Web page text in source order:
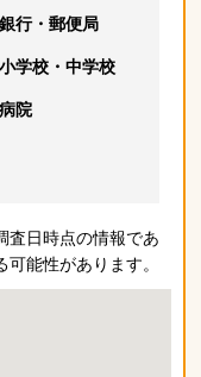
銀行・郵便局
小学校・中学校
病院
査日時点の情報であ
可能性があります。